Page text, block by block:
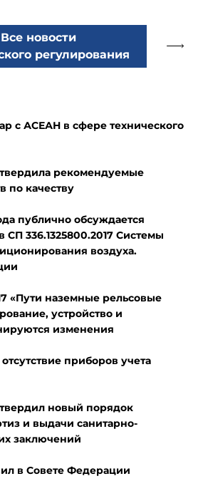
Все новости
регулирования
с АСЕАН в сфере технического
рекомендуемые
по качеству
публично обсуждается
СП 336.1325800.2017 Системы
воздуха.
«Пути наземные рельсовые
устройство и
изменения
приборов учета
новый порядок
и выдачи санитарно-
заключений
в Совете Федерации